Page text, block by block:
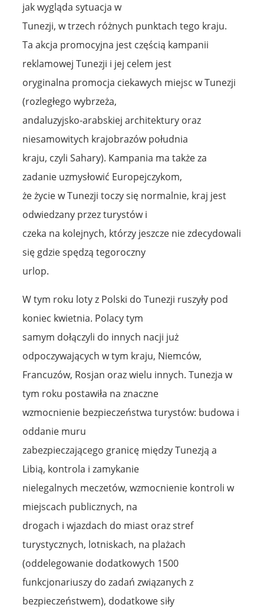
jak wygląda sytuacja w
Tunezji, w trzech różnych punktach tego kraju.
Ta akcja promocyjna jest częścią kampanii
reklamowej Tunezji i jej celem jest
oryginalna promocja ciekawych miejsc w Tunezji
(rozległego wybrzeża,
andaluzyjsko-arabskiej architektury oraz
niesamowitych krajobrazów południa
kraju, czyli Sahary). Kampania ma także za
zadanie uzmysłowić Europejczykom,
że życie w Tunezji toczy się normalnie, kraj jest
odwiedzany przez turystów i
czeka na kolejnych, którzy jeszcze nie zdecydowali
się gdzie spędzą tegoroczny
urlop.
W tym roku loty z Polski do Tunezji ruszyły pod
koniec kwietnia. Polacy tym
samym dołączyli do innych nacji już
odpoczywających w tym kraju, Niemców,
Francuzów, Rosjan oraz wielu innych. Tunezja w
tym roku postawiła na znaczne
wzmocnienie bezpieczeństwa turystów: budowa i
oddanie muru
zabezpieczającego granicę między Tunezją a
Libią, kontrola i zamykanie
nielegalnych meczetów, wzmocnienie kontroli w
miejscach publicznych, na
drogach i wjazdach do miast oraz stref
turystycznych, lotniskach, na plażach
(oddelegowanie dodatkowych 1500
funkcjonariuszy do zadań związanych z
bezpieczeństwem), dodatkowe siły